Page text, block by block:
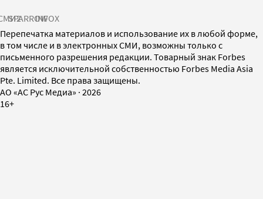
SPARROWINFOX
Перепечатка материалов и использование их в любой форме,
в том числе и в электронных СМИ, возможны только с
письменного разрешения редакции. Товарный знак Forbes
является исключительной собственностью Forbes Media Asia
Pte. Limited. Все права защищены.
AO «АС Рус Медиа» · 2026
16+